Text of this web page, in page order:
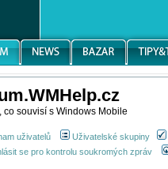
co souvisí s Windows Mobile
uživatelů Uživatelské skupiny
se pro kontrolu soukromých zpráv